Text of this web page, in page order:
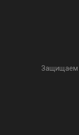
Защищаем